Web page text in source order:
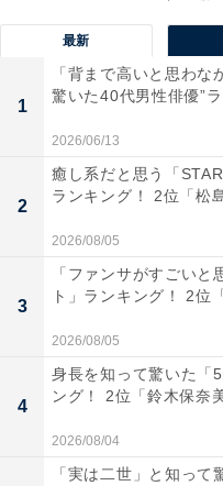
1位：ムロツヨシ
View this
最新
1
「背まで高いと思わな
驚いた40代男性俳優”
2026/06/13
2
癒し系だと思う「
ランキング！ 2位「松
2026/08/05
3
「ファンサがすごい
ト」ランキング！ 2位
2026/08/05
4
身長を知って驚いた「
ング！ 2位「鈴木保奈
2026/08/04
「実は二世」と知っ